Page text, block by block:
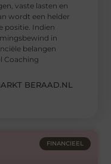
vaste lasten en
wordt een helder
positie. Indien
in
belangen
Coaching
BERAAD.NL
FINANCIEEL